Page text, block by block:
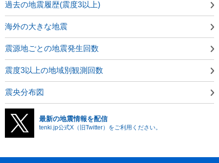
過去の地震履歴(震度3以上)
海外の大きな地震
震源地ごとの地震発生回数
震度3以上の地域別観測回数
震央分布図
最新の地震情報を配信
tenki.jp公式X（旧Twitter）をご利用ください。